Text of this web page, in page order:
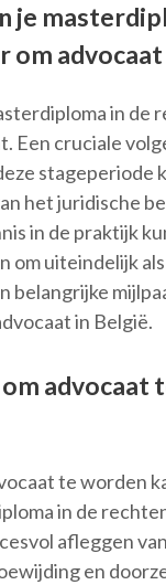
je
om
in
Een cruciale
stageperiode
het juridische
in de praktijk
om uiteindelijk
belangrijke
in België.
advocaat
te worden
in de
afleggen
en